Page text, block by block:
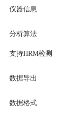
仪器信息
分析算法
支持HRM检测
数据导出
数据格式